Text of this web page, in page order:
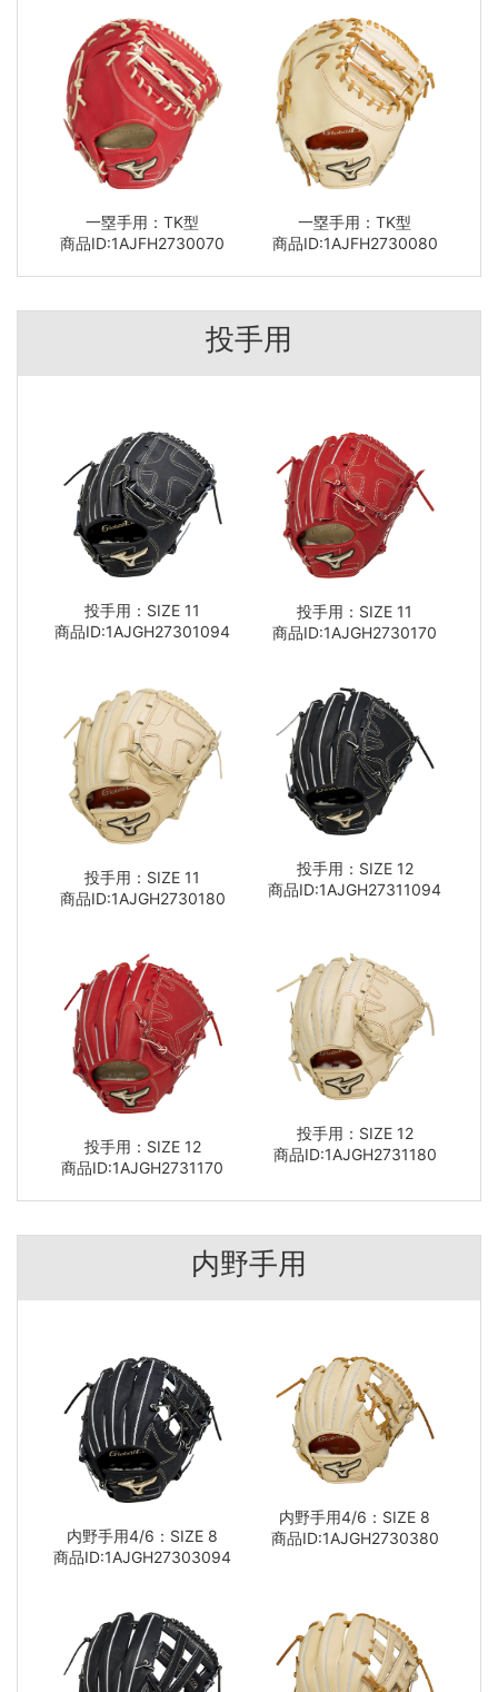
一塁手用：TK型
商品ID:1AJFH2730070
一塁手用：TK型
商品ID:1AJFH2730080
投手用
投手用：SIZE 11
商品ID:1AJGH27301094
投手用：SIZE 11
商品ID:1AJGH2730170
投手用：SIZE 11
商品ID:1AJGH2730180
投手用：SIZE 12
商品ID:1AJGH27311094
投手用：SIZE 12
商品ID:1AJGH2731170
投手用：SIZE 12
商品ID:1AJGH2731180
内野手用
内野手用4/6：SIZE 8
商品ID:1AJGH27303094
内野手用4/6：SIZE 8
商品ID:1AJGH2730380